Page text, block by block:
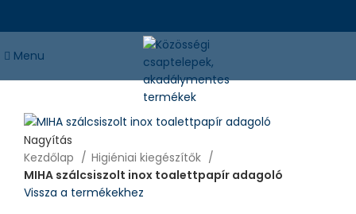
Menu
Nagyítás
Kezdőlap
Higiéniai kiegészítők
MIHA szálcsiszolt inox toalettpapír adagoló
Vissza a termékekhez